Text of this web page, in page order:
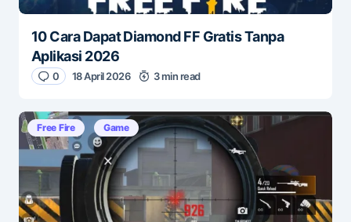
10 Cara Dapat Diamond FF Gratis Tanpa
Aplikasi 2026
0 18 April 2026 3 min read
Free Fire Game